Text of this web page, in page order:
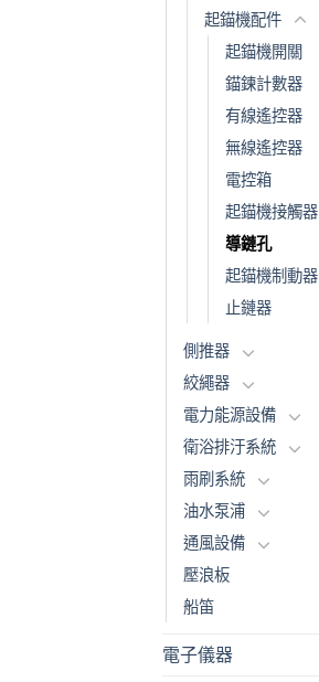
起錨機配件
起錨機開關
錨鍊計數器
有線遙控器
無線遙控器
電控箱
起錨機接觸器
導鏈孔
起錨機制動器
止鏈器
側推器
絞繩器
電力能源設備
衛浴排汙系統
雨刷系統
油水泵浦
通風設備
壓浪板
船笛
電子儀器